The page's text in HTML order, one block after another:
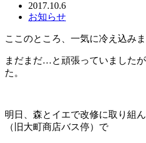
2017.10.6
お知らせ
ここのところ、一気に冷え込み
まだまだ…と頑張っていました
た。
明日、森とイエで改修に取り組
（旧大町商店バス停）で